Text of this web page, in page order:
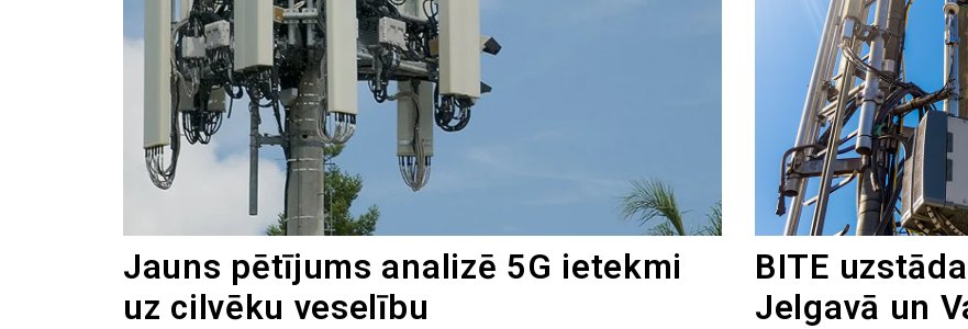
Jauns pētījums analizē 5G ietekmi
uz cilvēku veselību
BITE
Jelgavā un